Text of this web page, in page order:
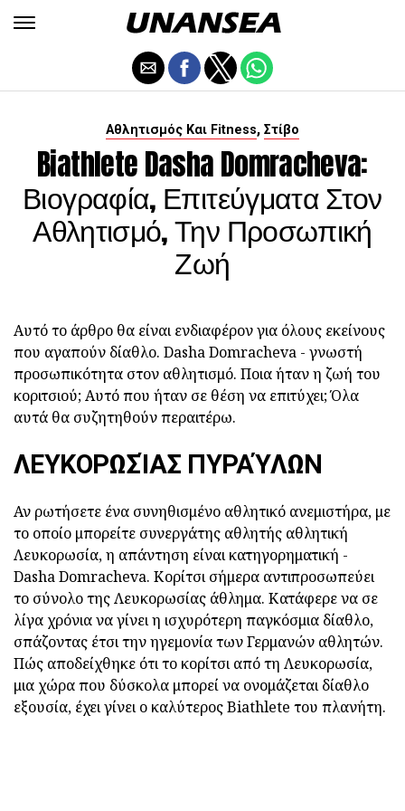
Αθλητισμός Και Fitness, Στίβο
Biathlete Dasha Domracheva:
Βιογραφία, Επιτεύγματα Στον
Αθλητισμό, Την Προσωπική
Ζωή
Αυτό το άρθρο θα είναι ενδιαφέρον για όλους εκείνους
που αγαπούν δίαθλο. Dasha Domracheva - γνωστή
προσωπικότητα στον αθλητισμό. Ποια ήταν η ζωή του
κοριτσιού; Αυτό που ήταν σε θέση να επιτύχει; Όλα
αυτά θα συζητηθούν περαιτέρω.
ΛΕΥΚΟΡΩΣΊΑΣ ΠΥΡΑΎΛΩΝ
Αν ρωτήσετε ένα συνηθισμένο αθλητικό ανεμιστήρα, με
το οποίο μπορείτε συνεργάτης αθλητής αθλητική
Λευκορωσία, η απάντηση είναι κατηγορηματική -
Dasha Domracheva. Κορίτσι σήμερα αντιπροσωπεύει
το σύνολο της Λευκορωσίας άθλημα. Κατάφερε να σε
λίγα χρόνια να γίνει η ισχυρότερη παγκόσμια δίαθλο,
σπάζοντας έτσι την ηγεμονία των Γερμανών αθλητών.
Πώς αποδείχθηκε ότι το κορίτσι από τη Λευκορωσία,
μια χώρα που δύσκολα μπορεί να ονομάζεται δίαθλο
εξουσία, έχει γίνει ο καλύτερος Biathlete του πλανήτη.